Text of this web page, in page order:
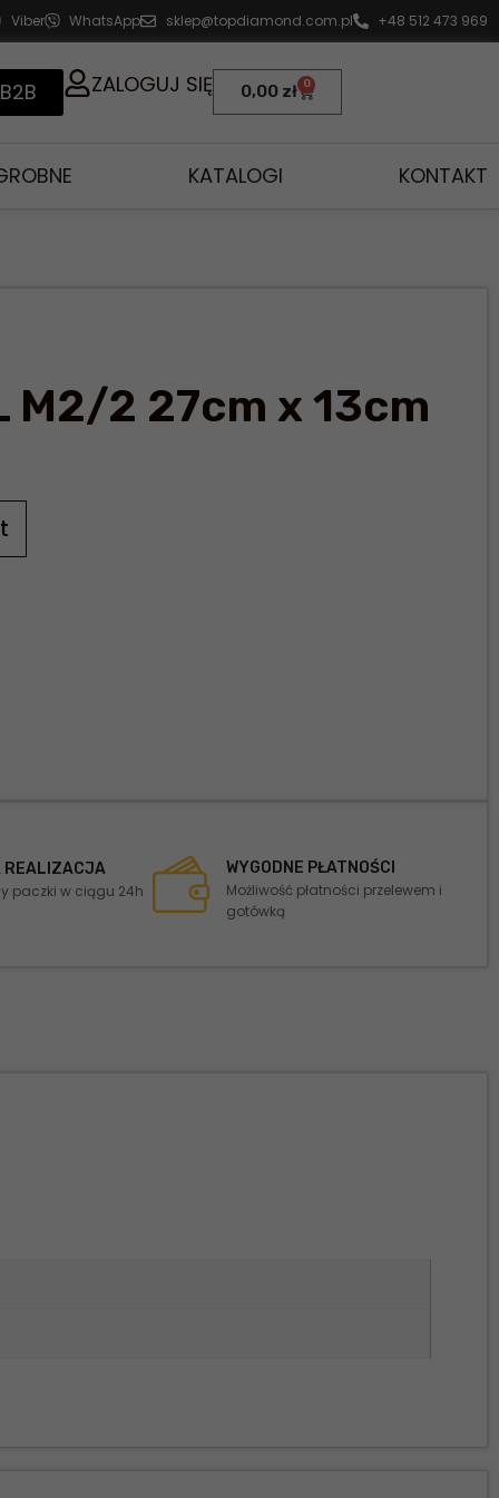
Viber WhatsApp sklep@topdiamond.com.pl +48 512 473 969
ZALOGUJ SIĘ 0,00 zł 0
KATALOGI KONTAKT
M2/2 27cm x 13cm
REALIZACJA
paczki w ciągu 24h
WYGODNE PŁATNOŚCI
Możliwość płatności przelewem i
gotówką